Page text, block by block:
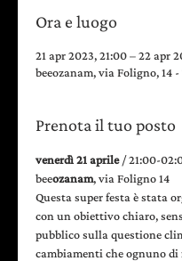
Ora e luogo
21 apr 2023, 21:00 – 22 apr
beeozanam, via Foligno, 14
Prenota il tuo posto
venerdì 21 aprile / 21:00-
beeozanam, via Foligno 14
Questa super festa è stata
con un obiettivo chiaro,
pubblico sulla questione
cambiamenti che ognuno di